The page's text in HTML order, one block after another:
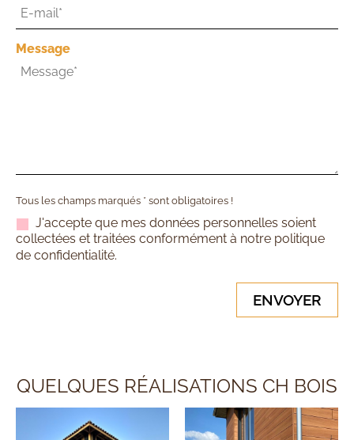
Message
Tous les champs marqués * sont obligatoires !
J'accepte que mes données personnelles soient
collectées et traitées conformément à notre politique
de confidentialité.
QUELQUES RÉALISATIONS CH BOIS